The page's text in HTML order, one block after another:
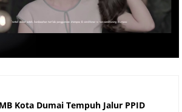
Kota Dumai Tempuh Jalur PPID